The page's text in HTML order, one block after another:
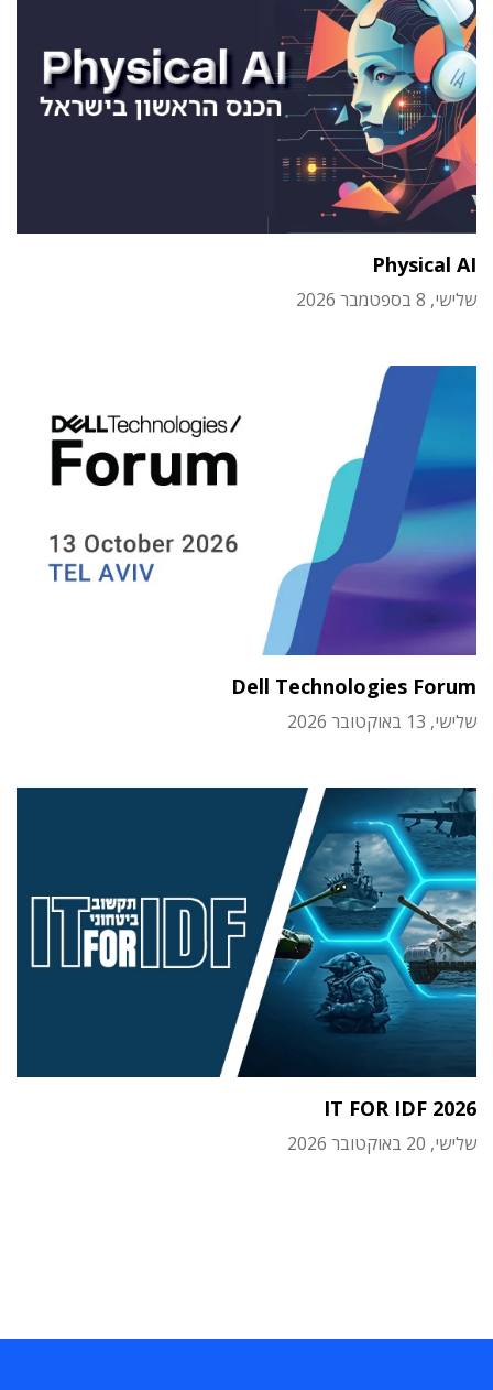
Physical AI
שלישי, 8 בספטמבר 2026
Dell Technologies Forum
שלישי, 13 באוקטובר 2026
IT FOR IDF 2026
שלישי, 20 באוקטובר 2026